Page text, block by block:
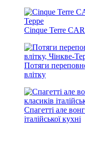
Cinque Terre
Потяги
влітку
Спагетті але
італійської кухні